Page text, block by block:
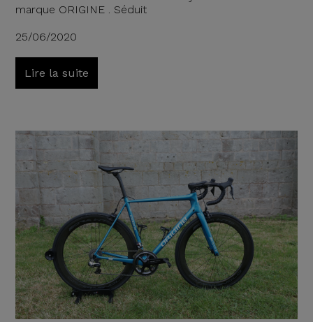
marque ORIGINE . Séduit
25/06/2020
Lire la suite